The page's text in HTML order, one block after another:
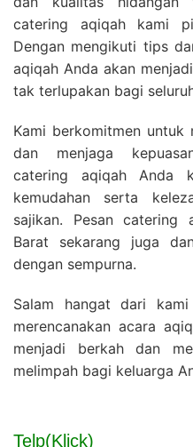
catering aqiqah kami
Dengan mengikuti tips
aqiqah Anda akan
tak terlupakan bagi
Kami berkomitmen untuk
dan menjaga
catering aqiqah Anda
kemudahan serta
sajikan. Pesan catering
Barat sekarang juga
dengan sempurna.
Salam hangat dari
merencanakan acara
menjadi berkah dan
melimpah bagi keluarga
Telp(Klick)